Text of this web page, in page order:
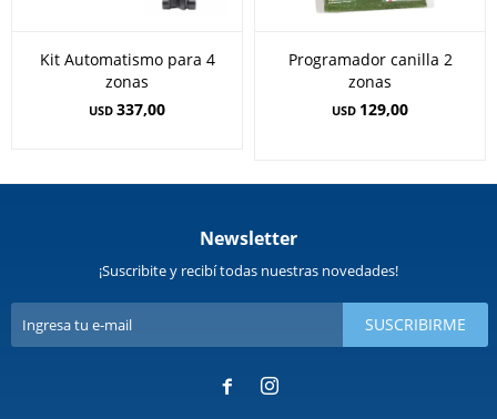
Kit Automatismo para 4
zonas
USD 337,00
Programador canilla 2
zonas
USD 129,00
Newsletter
¡Suscribite y recibí todas nuestras novedades!
SUSCRIBIRME
 